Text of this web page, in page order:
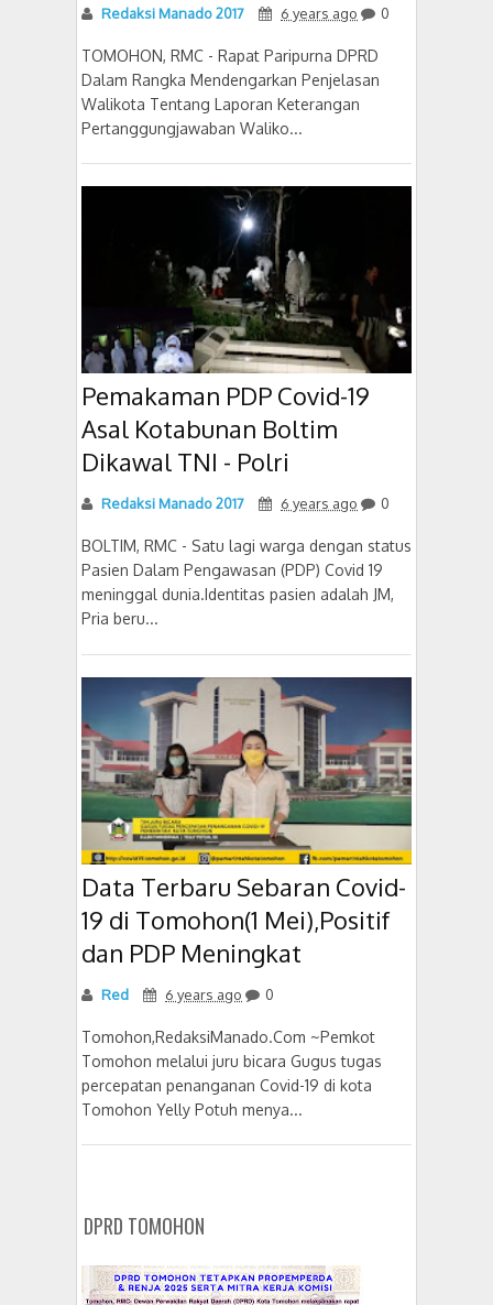
Redaksi Manado 2017 6 years ago 0
TOMOHON, RMC - Rapat Paripurna DPRD
Dalam Rangka Mendengarkan Penjelasan
Walikota Tentang Laporan Keterangan
Pertanggungjawaban Waliko...
Pemakaman PDP Covid-19
Asal Kotabunan Boltim
Dikawal TNI - Polri
Redaksi Manado 2017 6 years ago 0
BOLTIM, RMC - Satu lagi warga dengan status
Pasien Dalam Pengawasan (PDP) Covid 19
meninggal dunia.Identitas pasien adalah JM,
Pria beru...
Data Terbaru Sebaran Covid-
19 di Tomohon(1 Mei),Positif
dan PDP Meningkat
Red 6 years ago 0
Tomohon,RedaksiManado.Com ~Pemkot
Tomohon melalui juru bicara Gugus tugas
percepatan penanganan Covid-19 di kota
Tomohon Yelly Potuh menya...
DPRD TOMOHON